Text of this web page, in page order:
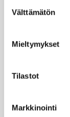
valinta
Välttämätön
Mieltymykset
Tilastot
Markkinointi
Höy­lä
möl­lä-
tai­sia
ja